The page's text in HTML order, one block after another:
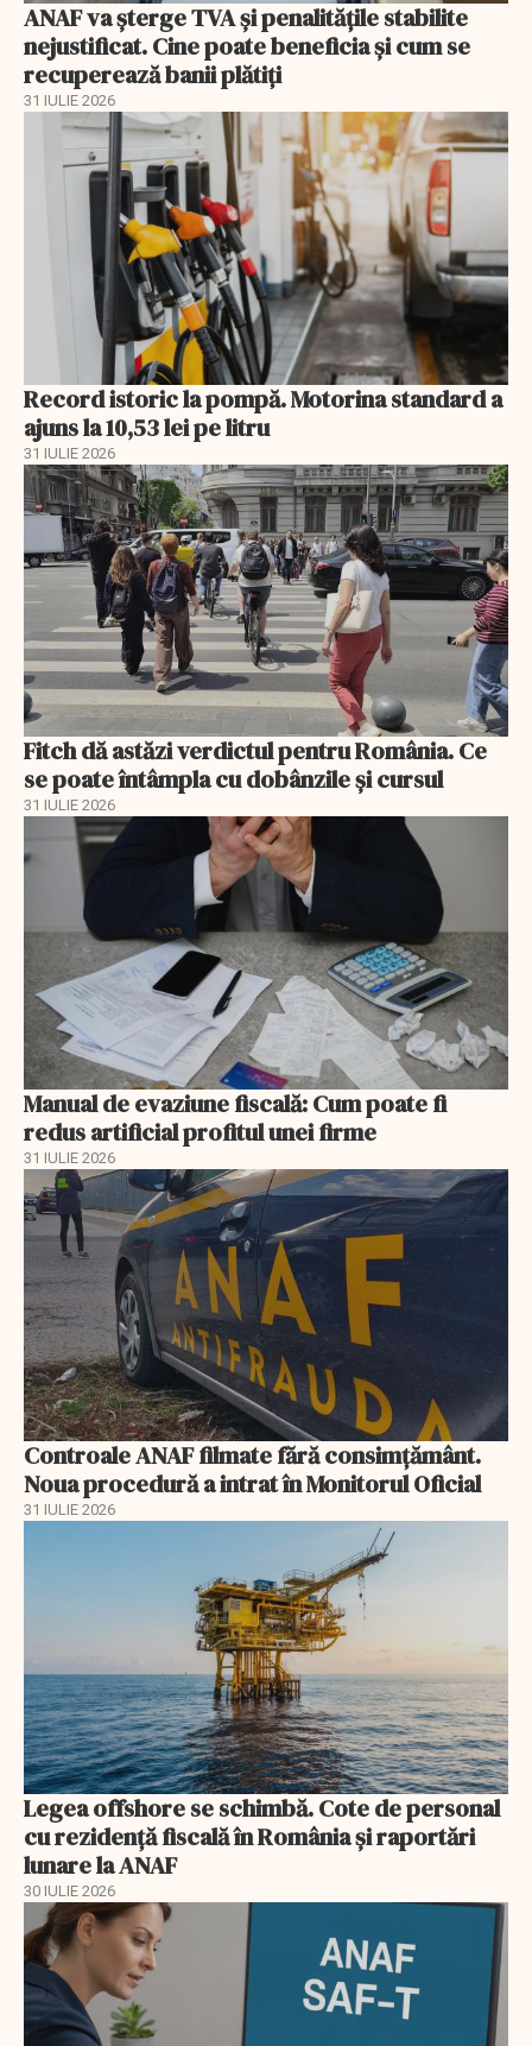
ANAF va șterge TVA și penalitățile stabilite
nejustificat. Cine poate beneficia și cum se
recuperează banii plătiți
31 IULIE 2026
Record istoric la pompă. Motorina standard a
ajuns la 10,53 lei pe litru
31 IULIE 2026
Fitch dă astăzi verdictul pentru România. Ce
se poate întâmpla cu dobânzile și cursul
31 IULIE 2026
Manual de evaziune fiscală: Cum poate fi
redus artificial profitul unei firme
31 IULIE 2026
Controale ANAF filmate fără consimțământ.
Noua procedură a intrat în Monitorul Oficial
31 IULIE 2026
Legea offshore se schimbă. Cote de personal
cu rezidență fiscală în România și raportări
lunare la ANAF
30 IULIE 2026